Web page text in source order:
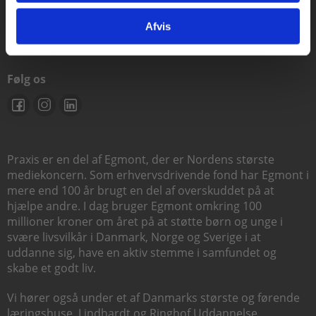
Afvis
Følg os
Praxis er en del af Egmont, der er Nordens største
mediekoncern. Som erhvervsdrivende fond har Egmont i
mere end 100 år brugt en del af overskuddet på at
hjælpe andre. I dag bruger Egmont omkring 100
millioner kroner om året på at støtte børn og unge i
svære livsvilkår i Danmark, Norge og Sverige i at
uddanne sig, have en aktiv stemme i samfundet og
skabe et godt liv.
Vi hører også under et af Danmarks største og førende